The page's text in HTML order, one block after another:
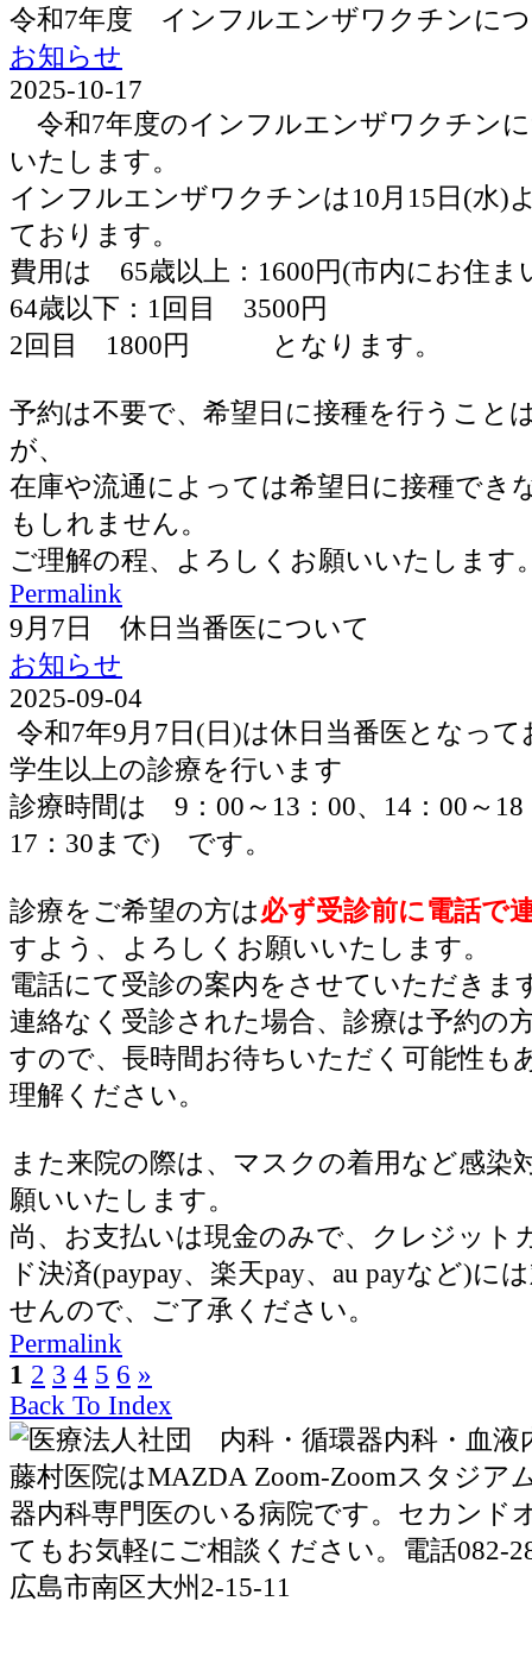
令和7年度 インフルエンザワクチンに
お知らせ
2025-10-17
令和7年度のインフルエンザワクチン
いたします。
インフルエンザワクチンは10月15日(水)
ております。
費用は 65歳以上：1600円(市内にお住ま
64歳以下：1回目 3500円
2回目 1800円 となります。
予約は不要で、希望日に接種を行うこと
が、
在庫や流通によっては希望日に接種でき
もしれません。
ご理解の程、よろしくお願いいたします
Permalink
9月7日 休日当番医について
お知らせ
2025-09-04
令和7年9月7日(日)は休日当番医となっ
学生以上の診療を行います
診療時間は 9：00～13：00、14：00～
17：30まで) です。
診療をご希望の方は必ず受診前に電話で
すよう、よろしくお願いいたします。
電話にて受診の案内をさせていただきま
連絡なく受診された場合、診療は予約の
すので、長時間お待ちいただく可能性も
理解ください。
また来院の際は、マスクの着用など感染
願いいたします。
尚、お支払いは現金のみで、クレジット
ド決済(paypay、楽天pay、au payなど)に
せんので、ご了承ください。
Permalink
1 2 3 4 5 6 »
Back To Index